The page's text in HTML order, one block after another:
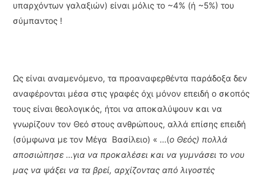
υπαρχόντων γαλαξιών) είναι μόλις το ~4% (ή ~5%) του
σύμπαντος !
Ως είναι αναμενόμενο, τα προαναφερθέντα παράδοξα δεν
αναφέρονται μέσα στις γραφές όχι μόνον επειδή ο σκοπός
τους είναι θεολογικός, ήτοι να αποκαλύψουν και να
γνωρίζουν τον Θεό στους ανθρώπους, αλλά επίσης επειδή
(σύμφωνα με τον Μέγα Βασίλειο) « …(ο Θεός) πολλά
αποσιώπησε …για να προκαλέσει και να γυμνάσει το νου
μας να ψάξει να τα βρεί, αρχίζοντας από λιγοστές